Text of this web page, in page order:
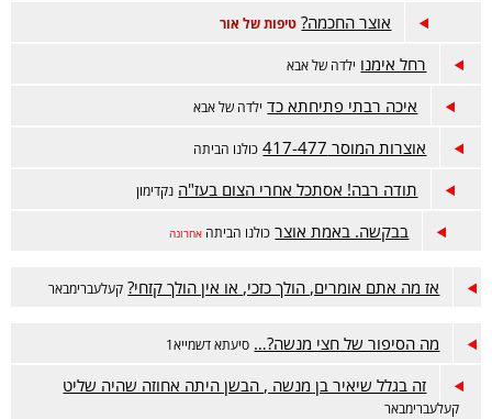
אוצר החכמה? טיפות של אור
רחל אימנו ילדה של אבא
איכה רבתי פתיחתא כד ילדה של אבא
אוצרות המוסר 417-477 כולנו הביתה
תודה רבה! אסתכל אחרי הצום בעז"ה נקדימון
בבקשה. באמת אוצר כולנו הביתה אחרונה
אז מה אתם אומרים, הולך כזכי, או אין הולך קזחי? קעלעברימבאר
מה הסיפור של חצי מנשה?… סיעתא דשמייא1
זה בגלל שיאיר בן מנשה , הבשן היתה אחוזה שהיה שליט
קעלעברימבאר